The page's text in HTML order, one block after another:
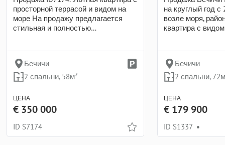
просторной террасой и видом на
море На продажу предлагается
стильная и полностью…
Бечичи
2 спальни, 58м²
ЦЕНА
€ 350 000
ID S7174
на круглый год с
возле моря,
квартира с
Бечичи
2 спальни,
ЦЕНА
€ 179 900
ID S1337 •